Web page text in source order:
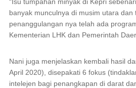
banyak munculnya di musim utara
penanggulangan nya telah ada
Kementerian LHK dan Pemerintah
Nani juga menjelaskan kembali hasil
April 2020), disepakati 6 fokus
intelejen bagi penangkapan di darat